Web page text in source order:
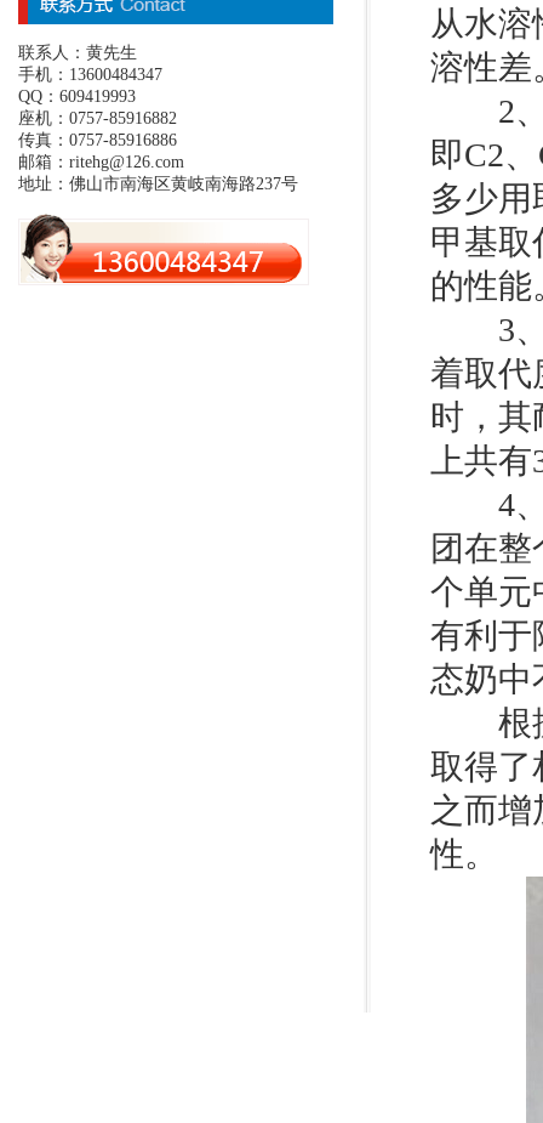
从水
溶性差
2、
即C2
多少用
甲基取
的性能
3、
着取代
时，
上共
4、
团在
个单元
有利于
态奶中
根据
取得了
之而
性。
联系人：黄先生
手机：13600484347
QQ：609419993
座机：0757-85916882
传真：0757-85916886
邮箱：ritehg@126.com
地址：佛山市南海区黄岐南海路237号